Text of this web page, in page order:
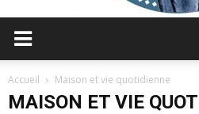
Accueil Maison et vie quotidienne
MAISON ET VIE